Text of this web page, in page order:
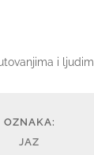
i
OZNAKA:
JAZ